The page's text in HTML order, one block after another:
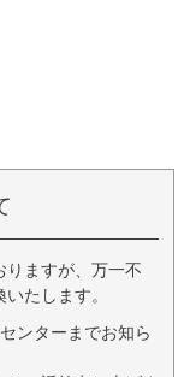
りますが、万一不
たします。
ンターまでお知ら